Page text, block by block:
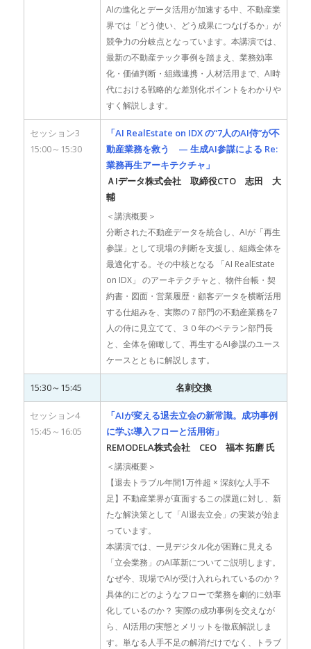
AIの進化とデータ活用が加速する中、不動産業
界では「どう使い、どう成果につなげるか」が
競争力の分岐点となっています。本講演では、
最新の不動産テック事例を踏まえ、業務効率
化・価値判断・組織連携・人材活用まで、AI時
代における戦略的な差別化ポイントをわかりや
すく解説します。
セッション3
15:00～15:30
「AI RealEstate on IDX の“7人のAI侍”が不
動産業務を救う — 生成AI参謀による Re:
業務再生アーキテクチャ」
ＡIデータ株式会社 取締役CTO 志田 大
輔
＜講演概要＞
分断された不動産データを統合し、AIが「再生
参謀」として現場の判断を支援し、組織全体を
最適化する。その中核となる 「AI RealEstate
on IDX」 のアーキテクチャと、物件台帳・契
約書・図面・営業履歴・顧客データを横断活用
する仕組みを、実際の７部門の不動産業務を7
人の侍に見立てて、３０年のベテラン部門長
と、全体を俯瞰して、再生するAI参謀のユース
ケースとともに解説します。
15:30～15:45 名刺交換
セッション4
15:45～16:05
「AIが変える退去立会の新常識。成功事例
に学ぶ導入フローと活用術」
REMODELA株式会社 CEO 福本 拓磨 氏
＜講演概要＞
【退去トラブル年間1万件超 × 深刻な人手不
足】不動産業界が直面するこの課題に対し、新
たな解決策として「AI退去立会」の実装が始ま
っています。
本講演では、一見デジタル化が困難に見える
「立会業務」のAI革新についてご説明します。
なぜ今、現場でAIが受け入れられているのか？
具体的にどのようなフローで業務を劇的に効率
化しているのか？ 実際の成功事例を交えなが
ら、AI活用の実態とメリットを徹底解説しま
す。単なる人手不足の解消だけでなく、トラブ